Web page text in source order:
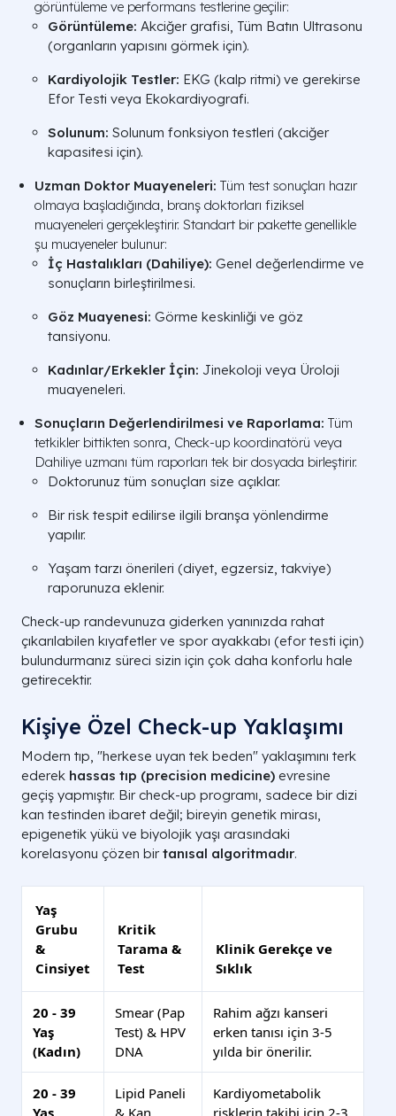
görüntüleme ve performans testlerine geçilir:
Görüntüleme: Akciğer grafisi, Tüm Batın Ultrasonu
(organların yapısını görmek için).
Kardiyolojik Testler: EKG (kalp ritmi) ve gerekirse
Efor Testi veya Ekokardiyografi.
Solunum: Solunum fonksiyon testleri (akciğer
kapasitesi için).
Uzman Doktor Muayeneleri: Tüm test sonuçları hazır
olmaya başladığında, branş doktorları fiziksel
muayeneleri gerçekleştirir. Standart bir pakette genellikle
şu muayeneler bulunur:
İç Hastalıkları (Dahiliye): Genel değerlendirme ve
sonuçların birleştirilmesi.
Göz Muayenesi: Görme keskinliği ve göz
tansiyonu.
Kadınlar/Erkekler İçin: Jinekoloji veya Üroloji
muayeneleri.
Sonuçların Değerlendirilmesi ve Raporlama: Tüm
tetkikler bittikten sonra, Check-up koordinatörü veya
Dahiliye uzmanı tüm raporları tek bir dosyada birleştirir.
Doktorunuz tüm sonuçları size açıklar.
Bir risk tespit edilirse ilgili branşa yönlendirme
yapılır.
Yaşam tarzı önerileri (diyet, egzersiz, takviye)
raporunuza eklenir.
Check-up randevunuza giderken yanınızda rahat
çıkarılabilen kıyafetler ve spor ayakkabı (efor testi için)
bulundurmanız süreci sizin için çok daha konforlu hale
getirecektir.
Kişiye Özel Check-up Yaklaşımı
Modern tıp, "herkese uyan tek beden" yaklaşımını terk
ederek hassas tıp (precision medicine) evresine
geçiş yapmıştır. Bir check-up programı, sadece bir dizi
kan testinden ibaret değil; bireyin genetik mirası,
epigenetik yükü ve biyolojik yaşı arasındaki
korelasyonu çözen birtanısal algoritmadır.
Yaş
Grubu
&
Cinsiyet
Kritik
Tarama &
Test
Klinik Gerekçe ve
Sıklık
20 - 39
Yaş
(Kadın)
Smear (Pap
Test) & HPV
DNA
Rahim ağzı kanseri
erken tanısı için 3-5
yılda bir önerilir.
20 - 39
Yaş
Lipid Paneli
& Kan
Kardiyometabolik
risklerin takibi için 2-3